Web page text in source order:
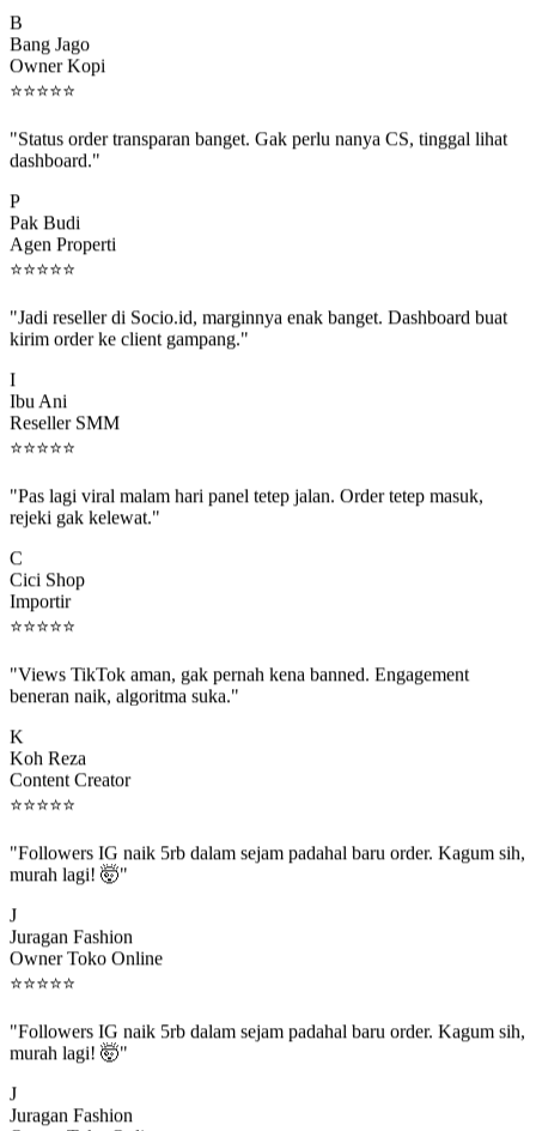
Bang Jago
Owner Kopi
⭐⭐⭐⭐⭐
dashboard."
Pak Budi
Agen Properti
⭐⭐⭐⭐⭐
kirim order ke client gampang."
Ibu Ani
Reseller SMM
⭐⭐⭐⭐⭐
rejeki gak kelewat."
Cici Shop
Importir
⭐⭐⭐⭐⭐
beneran naik, algoritma suka."
Koh Reza
Content Creator
⭐⭐⭐⭐⭐
murah lagi! 🤯"
Juragan Fashion
Owner Toko Online
⭐⭐⭐⭐⭐
murah lagi! 🤯"
Juragan Fashion
Owner Toko Online